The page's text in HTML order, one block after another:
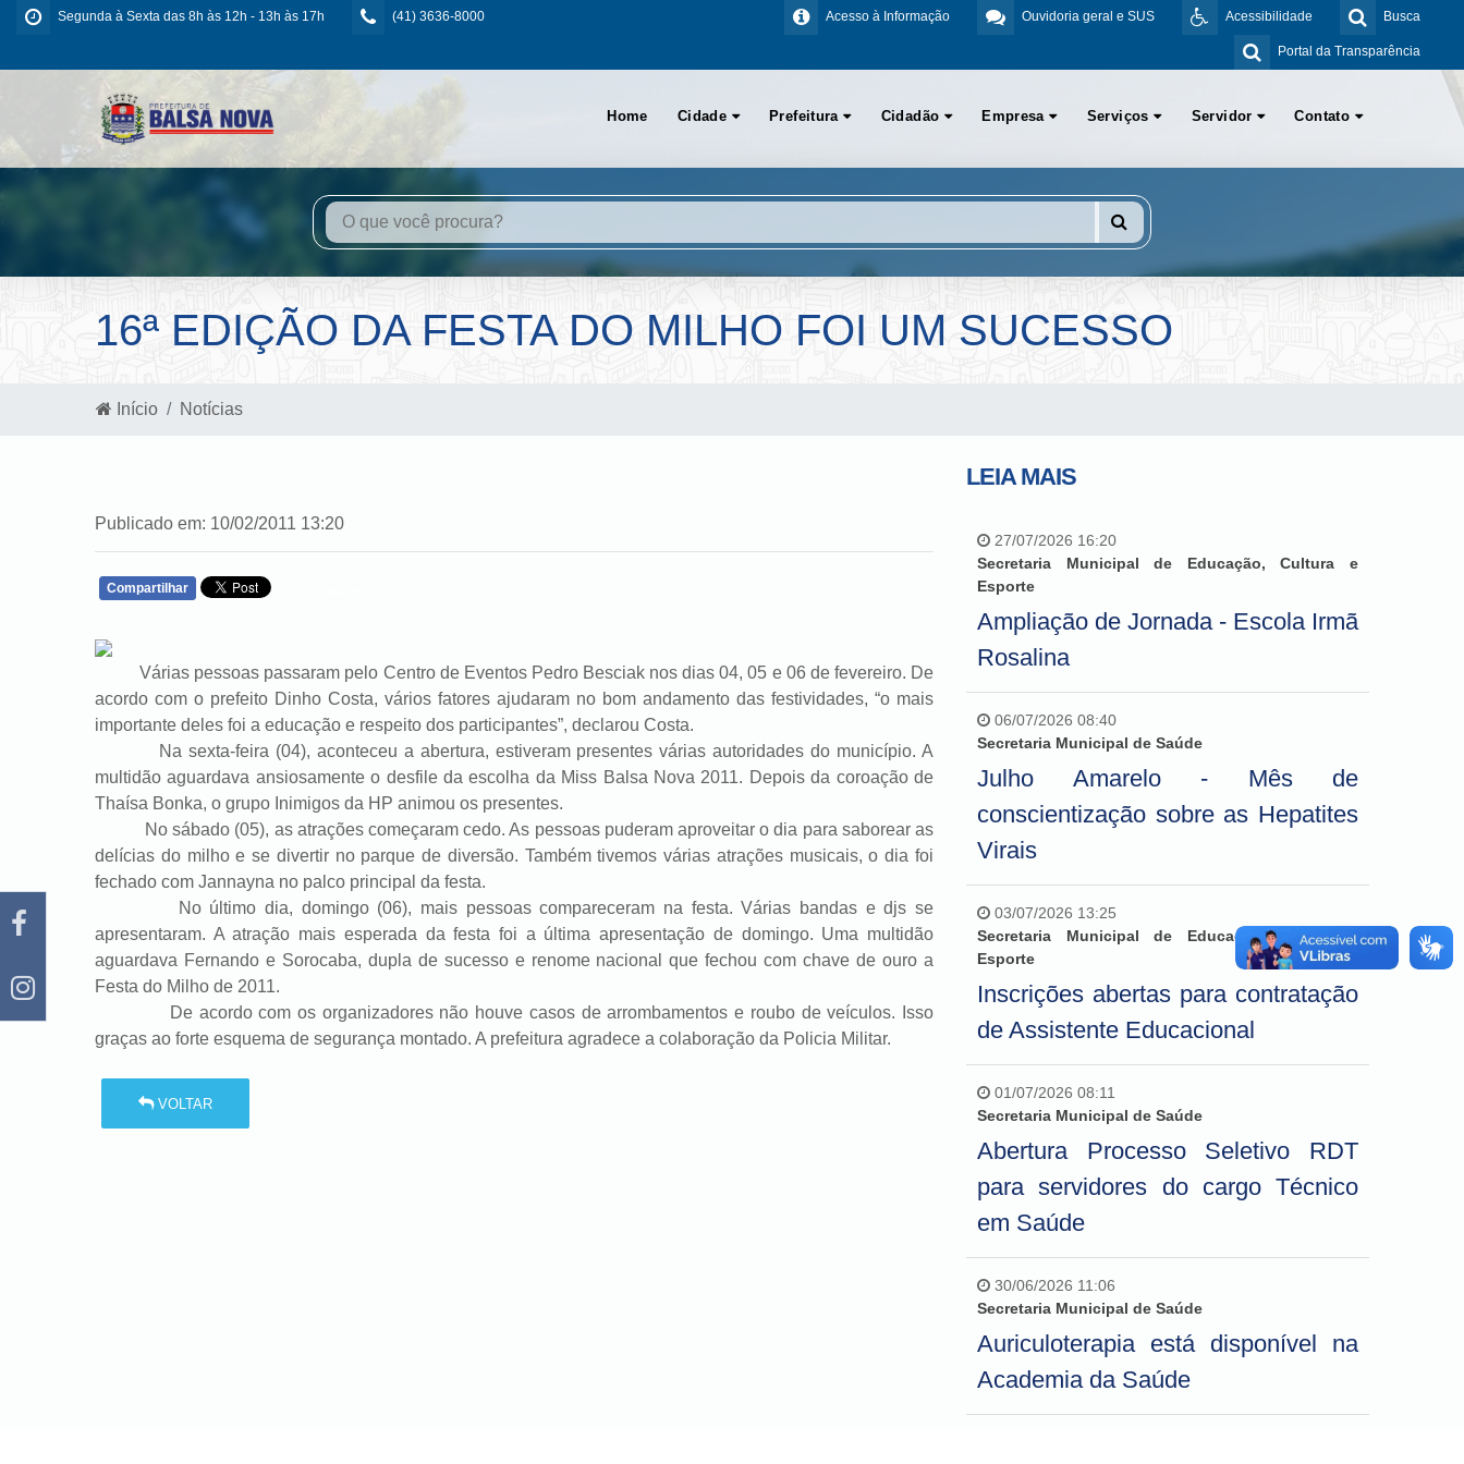
Segunda à Sexta das 8h às 12h - 13h às 17h (41) 3636-8000 Busca
Acessibilidade
Ouvidoria geral e SUS
Acesso à Informação
Portal da Transparência
Home Cidade Prefeitura Cidadão Empresa Serviços Servidor Contato
16ª EDIÇÃO DA FESTA DO MILHO FOI UM SUCESSO
Início Notícias
Publicado em: 10/02/2011 13:20
Compartilhar
Várias pessoas passaram pelo Centro de Eventos Pedro Besciak nos dias 04, 05 e 06 de fevereiro. De
acordo com o prefeito Dinho Costa, vários fatores ajudaram no bom andamento das festividades, “o mais
importante deles foi a educação e respeito dos participantes”, declarou Costa.
Na sexta-feira (04), aconteceu a abertura, estiveram presentes várias autoridades do município. A
multidão aguardava ansiosamente o desfile da escolha da Miss Balsa Nova 2011. Depois da coroação de
Thaísa Bonka, o grupo Inimigos da HP animou os presentes.
No sábado (05), as atrações começaram cedo. As pessoas puderam aproveitar o dia para saborear as
delícias do milho e se divertir no parque de diversão. Também tivemos várias atrações musicais, o dia foi
fechado com Jannayna no palco principal da festa.
No último dia, domingo (06), mais pessoas compareceram na festa. Várias bandas e djs se
apresentaram. A atração mais esperada da festa foi a última apresentação de domingo. Uma multidão
aguardava Fernando e Sorocaba, dupla de sucesso e renome nacional que fechou com chave de ouro a
Festa do Milho de 2011.
De acordo com os organizadores não houve casos de arrombamentos e roubo de veículos. Isso
graças ao forte esquema de segurança montado. A prefeitura agradece a colaboração da Policia Militar.
VOLTAR
LEIA MAIS
27/07/2026 16:20
Secretaria Municipal de Educação, Cultura e
Esporte
Ampliação de Jornada - Escola Irmã
Rosalina
06/07/2026 08:40
Secretaria Municipal de Saúde
Julho Amarelo - Mês de
conscientização sobre as Hepatites
Virais
03/07/2026 13:25
Secretaria Municipal de Educação, Cultura e
Esporte
Inscrições abertas para contratação
de Assistente Educacional
01/07/2026 08:11
Secretaria Municipal de Saúde
Abertura Processo Seletivo RDT
para servidores do cargo Técnico
em Saúde
30/06/2026 11:06
Secretaria Municipal de Saúde
Auriculoterapia está disponível na
Academia da Saúde